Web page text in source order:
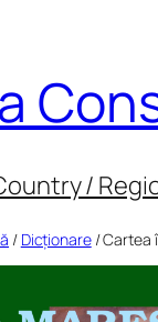
/
/ Dicționare/ Cartea